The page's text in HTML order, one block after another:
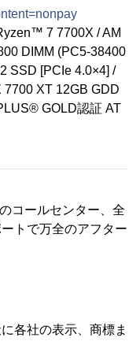
7 7700X / AM
DIMM (PC5-38400
SSD [PCIe 4.0×4] /
XT 12GB GDD
GOLD認証 AT
コールセンター、全
トで万全のアフター
各社の表示、商標ま